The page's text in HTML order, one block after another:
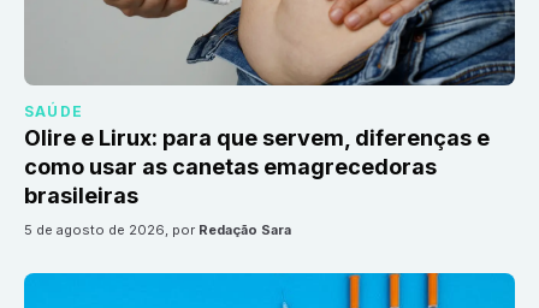
SAÚDE
Olire e Lirux: para que servem, diferenças e
como usar as canetas emagrecedoras
brasileiras
5 de agosto de 2026, por Redação Sara